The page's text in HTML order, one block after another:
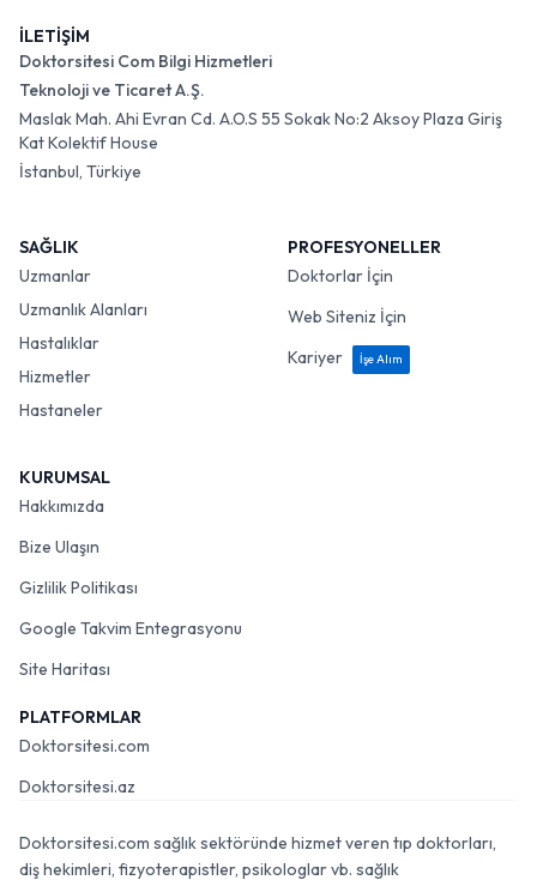
İLETİŞİM
Doktorsitesi Com Bilgi Hizmetleri
Teknoloji ve Ticaret A.Ş.
Maslak Mah. Ahi Evran Cd. A.O.S 55 Sokak No:2 Aksoy Plaza Giriş
Kat Kolektif House
İstanbul, Türkiye
SAĞLIK
Uzmanlar
Uzmanlık Alanları
Hastalıklar
Hizmetler
Hastaneler
PROFESYONELLER
Doktorlar İçin
Web Siteniz İçin
Kariyer
İşe Alım
KURUMSAL
Hakkımızda
Bize Ulaşın
Gizlilik Politikası
Google Takvim Entegrasyonu
Site Haritası
PLATFORMLAR
Doktorsitesi.com
Doktorsitesi.az
Doktorsitesi.com sağlık sektöründe hizmet veren tıp doktorları,
diş hekimleri, fizyoterapistler, psikologlar vb. sağlık